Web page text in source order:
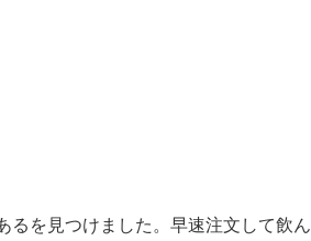
るを見つけました。早速注文して飲ん